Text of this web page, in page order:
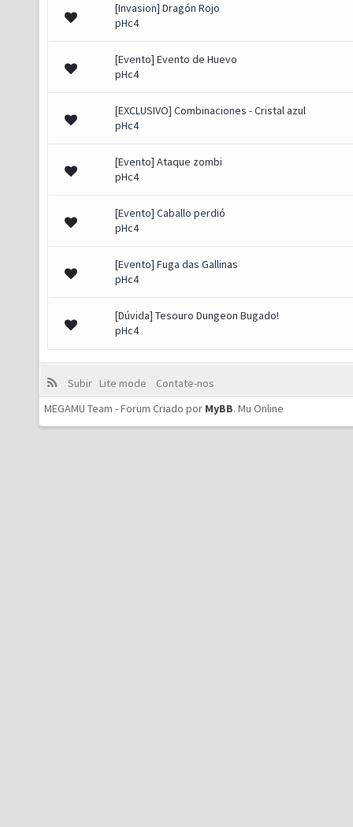
[Invasion] Dragón Rojo
pHc4
[Evento] Evento de Huevo
pHc4
[EXCLUSIVO] Combinaciones - Cristal azul
pHc4
[Evento] Ataque zombi
pHc4
[Evento] Caballo perdió
pHc4
[Evento] Fuga das Gallinas
pHc4
[Dúvida] Tesouro Dungeon Bugado!
pHc4
Subir Lite mode
Contate-nos
MEGAMU Team - Forum Criado por MyBB. Mu Online